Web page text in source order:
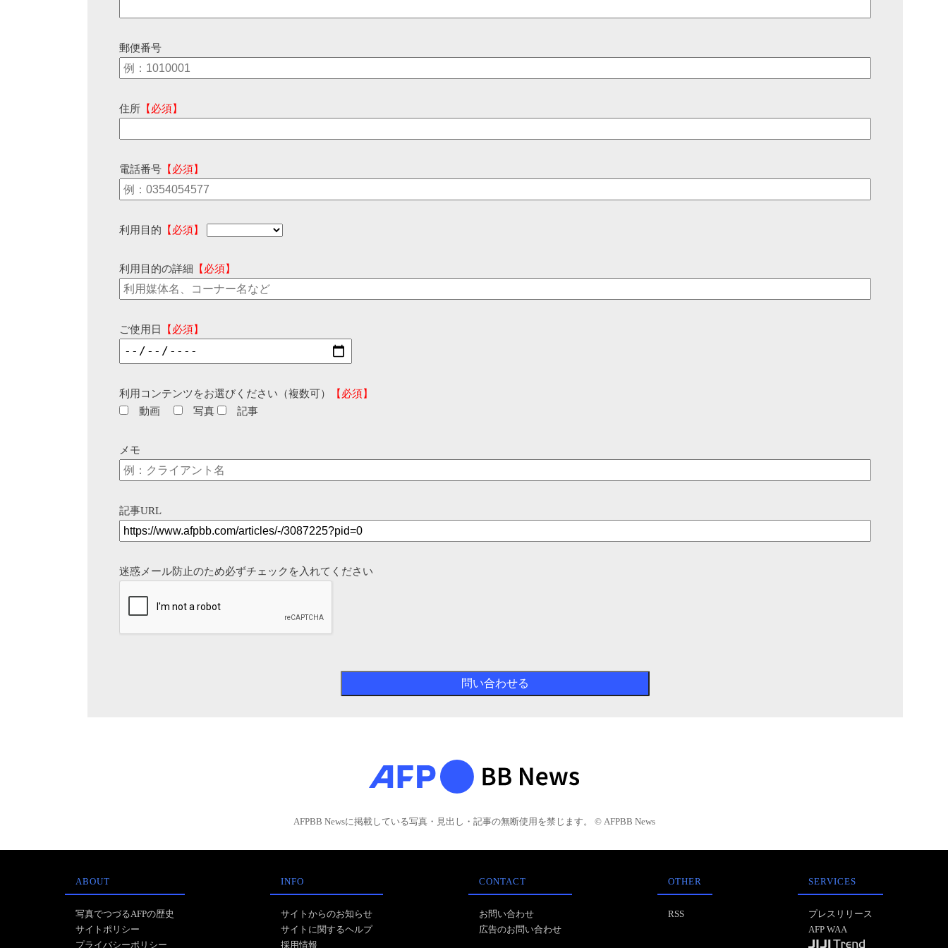
郵便番号
住所 【必須】
電話番号 【必須】
利用目的 【必須】
利用目的の詳細 【必須】
ご使用日 【必須】
利用コンテンツをお選びください（複数可）
【必須】
動画
写真 記事
メモ
記事URL
迷惑メール防止のため必ずチェックを入れてください
AFPBB Newsに掲載している写真・見出し・記事の無断使用を禁じます。 © AFPBB News
ABOUT
写真でつづるAFPの歴史
サイトポリシー
プライバシーポリシー
INFO
サイトからのお知らせ
サイトに関するヘルプ
採用情報
CONTACT
お問い合わせ
広告のお問い合わせ
OTHER
RSS
SERVICES
プレスリリース
AFP WAA